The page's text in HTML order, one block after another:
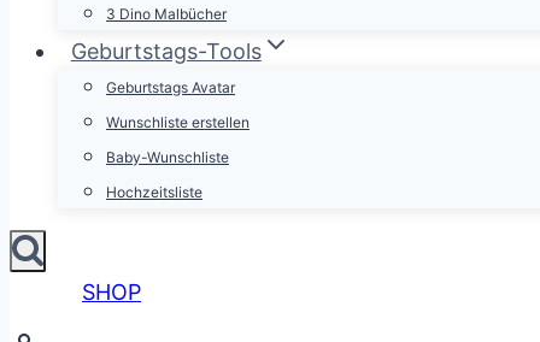
3 Dino Malbücher
Geburtstags-Tools
Geburtstags Avatar
Wunschliste erstellen
Baby-Wunschliste
Hochzeitsliste
SHOP